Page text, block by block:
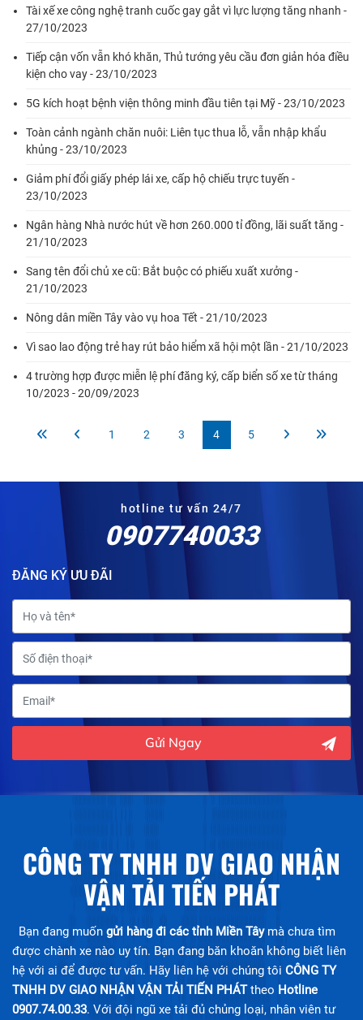
Tài xế xe công nghệ tranh cuốc gay gắt vì lực lượng tăng nhanh -
27/10/2023
Tiếp cận vốn vẫn khó khăn, Thủ tướng yêu cầu đơn giản hóa điều
kiện cho vay - 23/10/2023
5G kích hoạt bệnh viện thông minh đầu tiên tại Mỹ - 23/10/2023
Toàn cảnh ngành chăn nuôi: Liên tục thua lỗ, vẫn nhập khẩu
khủng - 23/10/2023
Giảm phí đổi giấy phép lái xe, cấp hộ chiếu trực tuyến -
23/10/2023
Ngân hàng Nhà nước hút về hơn 260.000 tỉ đồng, lãi suất tăng -
21/10/2023
Sang tên đổi chủ xe cũ: Bắt buộc có phiếu xuất xưởng -
21/10/2023
Nông dân miền Tây vào vụ hoa Tết - 21/10/2023
Vì sao lao động trẻ hay rút bảo hiểm xã hội một lần - 21/10/2023
4 trường hợp được miễn lệ phí đăng ký, cấp biển số xe từ tháng
10/2023 - 20/09/2023
1 2 3 4 5
hotline tư vấn 24/7
0907740033
ĐĂNG KÝ ƯU ĐÃI
Gửi Ngay
CÔNG TY TNHH DV GIAO NHẬN
VẬN TẢI TIẾN PHÁT
Bạn đang muốn gửi hàng đi các tỉnh Miền Tâymà chưa tìm
được chành xe nào uy tín. Bạn đang băn khoăn không biết liên
hệ với ai để được tư vấn. Hãy liên hệ với chúng tôi CÔNG TY
TNHH DV GIAO NHẬN VẬN TẢI TIẾN PHÁTtheo Hotline
0907.74.00.33. Với đội ngũ xe tải đủ chủng loại, nhân viên tư